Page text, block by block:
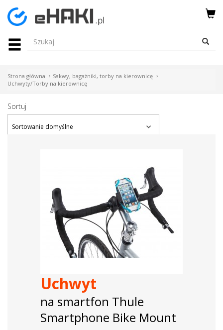
Menu
HAKI
WIĄZKI
ELEKTRYCZNE
Przyczepy
Strona główna
Sakwy, bagażniki, torby na kierownicę
Uchwyty/Torby na kierownicę
Sortuj
Uchwyt
na smartfon Thule
Smartphone Bike Mount